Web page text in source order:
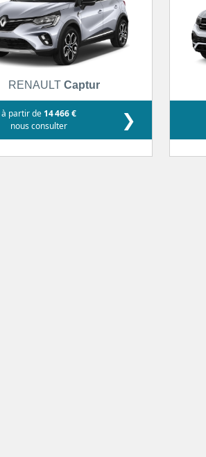
RENAULT Captur
à partir de 14 466 €
nous consulter
❯